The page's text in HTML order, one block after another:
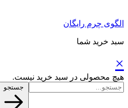
الگوی چرم رایگان
سبد خرید شما
×
هیچ محصولی در سبد خرید نیست.
جستجو